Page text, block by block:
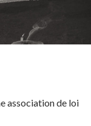
association de loi